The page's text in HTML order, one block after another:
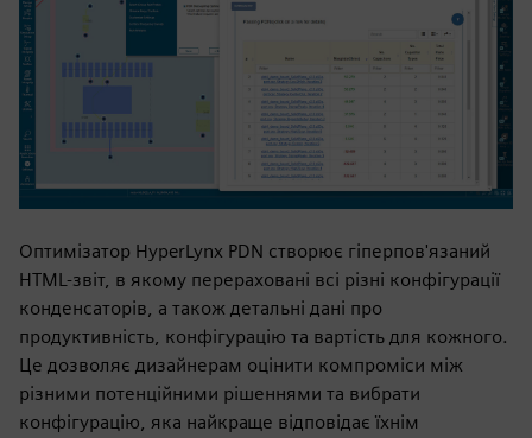
Оптимізатор HyperLynx PDN створює гіперпов'язаний
HTML-звіт, в якому перераховані всі різні конфігурації
конденсаторів, а також детальні дані про
продуктивність, конфігурацію та вартість для кожного.
Це дозволяє дизайнерам оцінити компроміси між
різними потенційними рішеннями та вибрати
конфігурацію, яка найкраще відповідає їхнім